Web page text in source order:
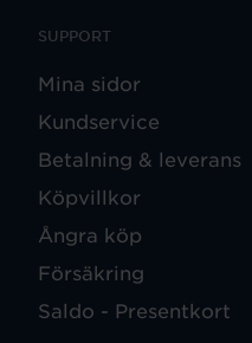
SUPPORT
Mina sidor
Kundservice
Betalning & leverans
Köpvillkor
Ångra köp
Försäkring
Saldo - Presentkort